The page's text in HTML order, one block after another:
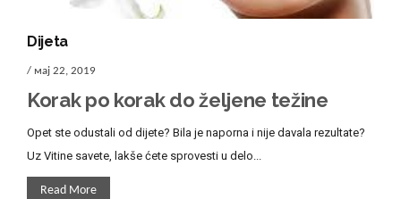
Dijeta
/ мај 22, 2019
Korak po korak do željene težine
Opet ste odustali od dijete? Bila je naporna i nije davala rezultate?
Uz Vitine savete, lakše ćete sprovesti u delo...
Read More